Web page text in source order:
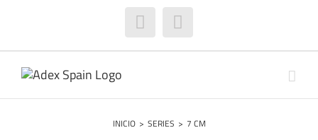
Facebook
INICIO > SERIES > 7 CM